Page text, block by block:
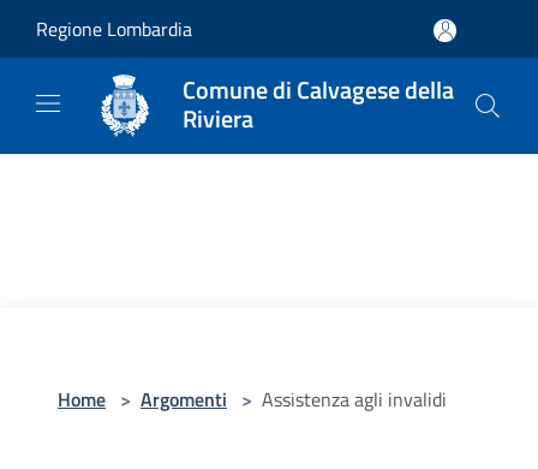
Regione Lombardia
Comune di Calvagese della
Riviera
Home > Argomenti > Assistenza agli invalidi